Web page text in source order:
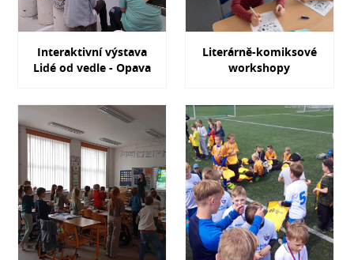
Interaktivní výstava
Lidé od vedle - Opava
Literárně-komiksové
workshopy